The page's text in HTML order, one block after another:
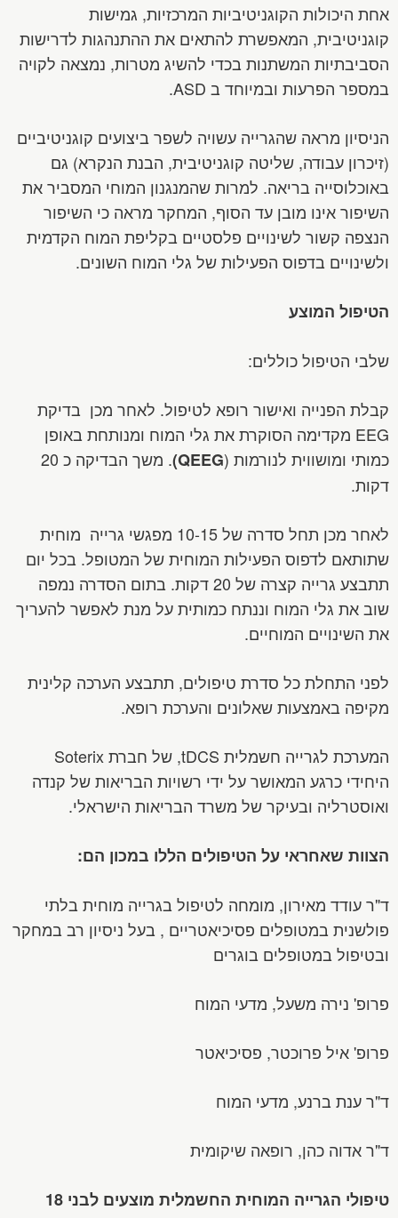
אחת היכולות הקוגניטיביות המרכזיות, גמישות
קוגניטיבית, המאפשרת להתאים את ההתנהגות לדרישות
הסביבתיות המשתנות בכדי להשיג מטרות, נמצאה לקויה
במספר הפרעות ובמיוחד ב ASD.
הניסיון מראה שהגרייה עשויה לשפר ביצועים קוגניטיביים
(זיכרון עבודה, שליטה קוגניטיבית, הבנת הנקרא) גם
באוכלוסייה בריאה. למרות שהמנגנון המוחי המסביר את
השיפור אינו מובן עד הסוף, המחקר מראה כי השיפור
הנצפה קשור לשינויים פלסטיים בקליפת המוח הקדמית
ולשינויים בדפוס הפעילות של גלי המוח השונים.
הטיפול המוצע
שלבי הטיפול כוללים:
קבלת הפנייה ואישור רופא לטיפול. לאחר מכן בדיקת
EEG מקדימה הסוקרת את גלי המוח ומנותחת באופן
כמותי ומושווית לנורמות (QEEG
)
. משך הבדיקה כ 20
דקות.
לאחר מכן תחל סדרה של 10-15 מפגשי גרייה מוחית
שתותאם לדפוס הפעילות המוחית של המטופל. בכל יום
תתבצע גרייה קצרה של 20 דקות. בתום הסדרה נמפה
שוב את גלי המוח וננתח כמותית על מנת לאפשר להעריך
את השינויים המוחיים.
לפני התחלת כל סדרת טיפולים, תתבצע הערכה קלינית
מקיפה באמצעות שאלונים והערכת רופא.
המערכת לגרייה חשמלית tDCS, של חברת Soterix
היחידי כרגע המאושר על ידי רשויות הבריאות של קנדה
ואוסטרליה ובעיקר של משרד הבריאות הישראלי.
הצוות שאחראי על הטיפולים הללו במכון הם:
ד"ר עודד מאירון, מומחה לטיפול בגרייה מוחית בלתי
פולשנית במטופלים פסיכיאטריים , בעל ניסיון רב במחקר
ובטיפול במטופלים בוגרים
פרופ' נירה משעל, מדעי המוח
פרופ' איל פרוכטר, פסיכיאטר
ד"ר ענת ברנע, מדעי המוח
ד"ר אדוה כהן, רופאה שיקומית
טיפולי הגרייה המוחית החשמלית מוצעים לבני 18